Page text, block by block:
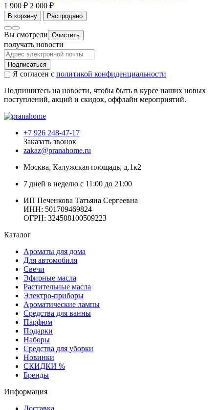
1 900 ₽ 2 000 ₽
В корзину Распродано
Вы смотрели Очистить
получать новости
Подписаться
Я согласен с политикой конфиденциальности
Подпишитесь на новости, чтобы быть в курсе наших новых
поступлений, акций и скидок, оффлайн мероприятий.
+7 926 248-47-17
Заказать звонок
zakaz@pranahome.ru
Москва, Калужская площадь, д.1к2
7 дней в неделю с 11:00 до 21:00
ИП Печенкова Татьяна Сергеевна
ИНН: 501709469824
ОГРН: 324508100509223
Каталог
Ароматы для дома
Для автомобиля
Свечи
Эфирные масла
Растительные масла
Электро-приборы
Ароматические лампы
Средства для ванны
Парфюм
Подарки
Наборы
Средства для уборки
Новинки
СКИДКИ %
Бренды
Информация
Доставка